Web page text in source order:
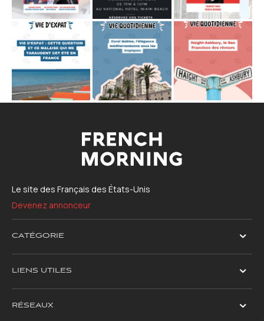
Le site des Français des États-Unis
Devenez annonceur
CATÉGORIE
LIENS UTILES
RÉSEAUX